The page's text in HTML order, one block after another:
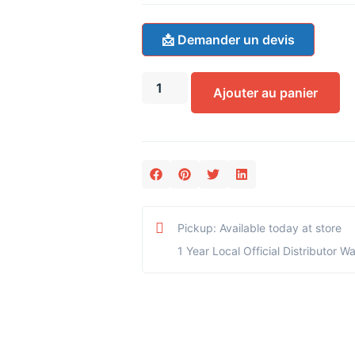
📩 Demander un devis
Ajouter au panier
Pickup: Available today at store
1 Year Local Official Distributor